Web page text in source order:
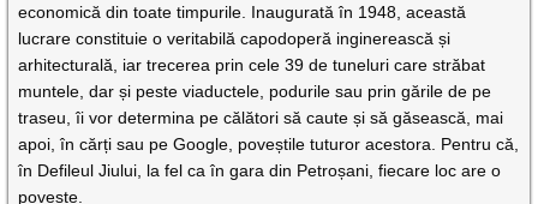
economică din toate timpurile. Inaugurată în 1948, această
lucrare constituie o veritabilă capodoperă inginerească și
arhitecturală, iar trecerea prin cele 39 de tuneluri care străbat
muntele, dar și peste viaductele, podurile sau prin gările de pe
traseu, îi vor determina pe călători să caute și să găsească, mai
apoi, în cărți sau pe Google, poveștile tuturor acestora. Pentru că,
în Defileul Jiului, la fel ca în gara din Petroșani, fiecare loc are o
poveste.